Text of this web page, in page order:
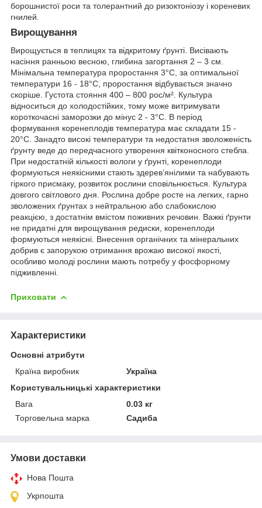
борошнистої роси та толерантний до ризоктоніозу і кореневих
гнилей.
Вирощування
Вирощується в теплицях та відкритому ґрунті. Висівають
насіння ранньою весною, глибина загортання 2 – 3 см.
Мінімальна температура проростання 3°С, за оптимальної
температури 16 - 18°С, проростання відбувається значно
скоріше. Густота стояння 400 – 800 рос/м². Культура
відноситься до холодостійких, тому може витримувати
короткочасні заморозки до мінус 2 - 3°С. В період
формування коренеплодів температура має складати 15 -
20°С. Занадто високі температури та недостатня зволоженість
ґрунту веде до передчасного утворення квітконосного стебла.
При недостатній кількості вологи у ґрунті, коренеплоди
формуються неякісними стають здерев’янілими та набувають
гіркого присмаку, розвиток рослини сповільнюється. Культура
довгого світлового дня. Рослина добре росте на легких, гарно
зволожених ґрунтах з нейтральною або слабокислою
реакцією, з достатнім вмістом поживних речовин. Важкі ґрунти
не придатні для вирощування редиски, коренеплоди
формуються неякісні. Внесення органічних та мінеральних
добрив є запорукою отримання врожаю високої якості,
особливо молоді рослини мають потребу у фосфорному
підживленні.
Приховати
Характеристики
Основні атрибути
Країна виробник
Україна
Користувальницькі характеристики
Вага
0.03 кг
Торговельна марка
Садиба
Умови доставки
Нова Пошта
Укрпошта